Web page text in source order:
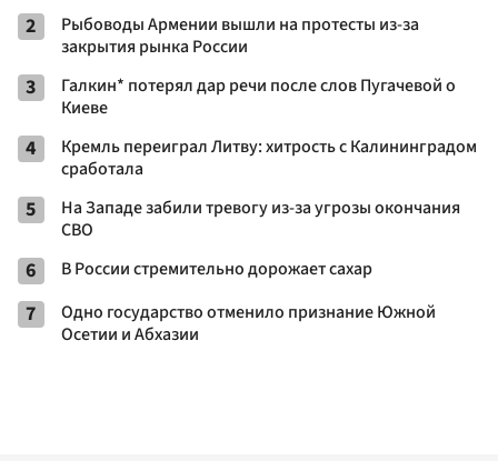
2
Рыбоводы Армении вышли на протесты из-за
закрытия рынка России
3
Галкин* потерял дар речи после слов Пугачевой о
Киеве
4
Кремль переиграл Литву: хитрость с Калининградом
сработала
5
На Западе забили тревогу из-за угрозы окончания
СВО
6 В России стремительно дорожает сахар
7
Одно государство отменило признание Южной
Осетии и Абхазии